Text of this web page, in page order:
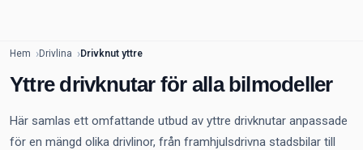
Hem Drivlina Drivknut yttre
Yttre drivknutar för alla bilmodeller
Här samlas ett omfattande utbud av yttre drivknutar anpassade
för en mängd olika drivlinor, från framhjulsdrivna stadsbilar till